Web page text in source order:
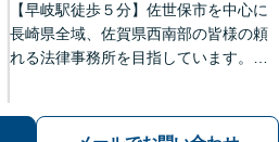
【早岐駅徒歩５分】佐世保市を中心に
長崎県全域、佐賀県西南部の皆様の頼
れる法律事務所を目指しています。相
います。早期解決には、早めのご相談